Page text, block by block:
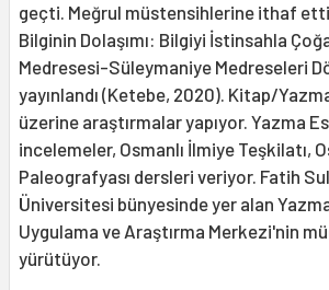
geçti. Meğrul müstensihlerine ithaf
Bilginin Dolaşımı: Bilgiyi İstinsahla
Medresesi-Süleymaniye Medreseleri
yayınlandı (Ketebe, 2020). Kitap/
üzerine araştırmalar yapıyor. Yazma
incelemeler, Osmanlı İlmiye Teşkilatı,
Paleografyası dersleri veriyor. Fatih
Üniversitesi bünyesinde yer alan
Uygulama ve Araştırma Merkezi'nin
yürütüyor.